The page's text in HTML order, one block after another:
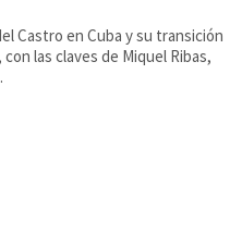
Castro en Cuba y su transición
las claves de Miquel Ribas,